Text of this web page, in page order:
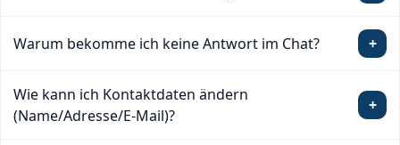
Warum bekomme ich keine Antwort im Chat? +
Wie kann ich Kontaktdaten ändern
(Name/Adresse/E-Mail)?
+